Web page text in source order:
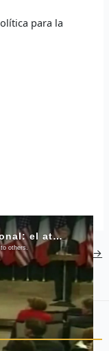
para la
Next Post→